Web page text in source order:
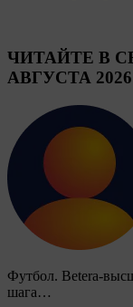
ЧИТАЙТЕ В
АВГУСТА
Футбол. Betera-
шага…